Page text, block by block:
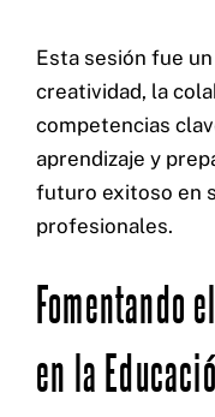
Esta sesión fue
creatividad, la
competencias
aprendizaje y
futuro exitoso en
profesionales.
Fomentando
en la